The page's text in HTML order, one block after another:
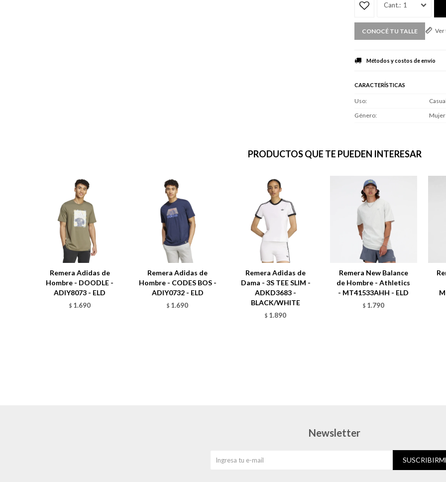
1
CONOCÉ TU TALLE Ver
Métodos y costos de envío
CARACTERÍSTICAS
Uso
Género
Mujer
PRODUCTOS QUE TE PUEDEN INTERESAR
Remera Adidas de
Hombre - DOODLE -
ADIY8073 - ELD
$ 1.690
Remera Adidas de
Hombre - CODES BOS -
ADIY0732 - ELD
$ 1.690
Remera Adidas de
Dama - 3S TEE SLIM -
ADKD3683 -
BLACK/WHITE
$ 1.890
Remera New Balance
de Hombre - Athletics
- MT41533AHH - ELD
$ 1.790
Newsletter